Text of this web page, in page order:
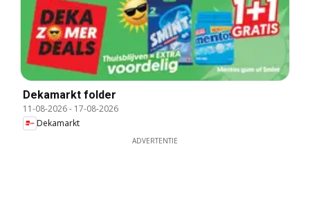
Dekamarkt folder
11-08-2026- 17-08-2026
Dekamarkt
ADVERTENTIE